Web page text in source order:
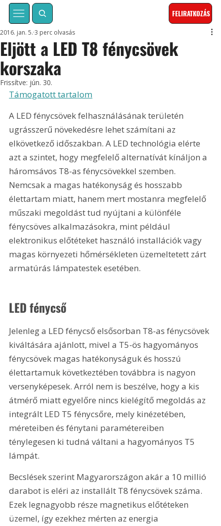
FELIRATKOZÁS
Eljött a LED T8 fénycsövek
korszaka
2016. jan. 5. 3 perc olvasás
Frissítve: jún. 30.
Támogatott tartalom
A LED fénycsövek felhasználásának területén
ugrásszerű növekedésre lehet számítani az
elkövetkező időszakban. A LED technológia elérte
azt a szintet, hogy megfelelő alternatívát kínáljon a
háromsávos T8-as fénycsövekkel szemben.
Nemcsak a magas hatékonyság és hosszabb
élettartam miatt, hanem mert mostanra megfelelő
műszaki megoldást tud nyújtani a különféle
fénycsöves alkalmazásokra, mint például
elektronikus előtéteket használó installációk vagy
magas környezeti hőmérsékleten üzemeltetett zárt
armatúrás lámpatestek esetében.
LED fénycső
Jelenleg a LED fénycső elsősorban T8-as fénycsövek
kiváltására ajánlott, mivel a T5-ös hagyományos
fénycsövek magas hatékonyságuk és hosszú
élettartamuk következtében továbbra is nagyon
versenyképesek. Arról nem is beszélve, hogy a kis
átmérő miatt egyelőre nincs kielégítő megoldás az
integrált LED T5 fénycsőre, mely kinézetében,
méreteiben és fénytani paramétereiben
ténylegesen ki tudná váltani a hagyományos T5
lámpát.
Becslések szerint Magyarországon akár a 10 millió
darabot is eléri az installált T8 fénycsövek száma.
Ezek legnagyobb része magnetikus előtéteken
üzemel, így ezekhez mérten az energia